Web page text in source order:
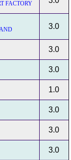
FACTORY
3.0
3.0
3.0
1.0
3.0
3.0
3.0